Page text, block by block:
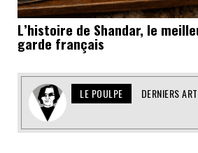
L’histoire de Shandar, le
garde français
LE POULPE DERNIERS